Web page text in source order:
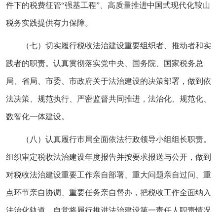
件下的税费征管“强基工程”、高质量推进中国式现代化鞍山
税务实践提供有力保障。
（七）切实履行税收法治建设重要组织者、推动者和实
践者的职责。认真贯彻落实党中央、国务院、国家税务总
局、省局、市委、市政府关于法治建设的决策部署，做到依
法决策、规范执行、严密监督共同推进，法治化、规范化、
数智化一体建设。
（八）认真履行市局全面依法行政领导小组组长职责。
组织审定税收法治建设年度报告并按要求报送与公开，做到
对税收法治建设重要工作亲自部署、重大问题亲自过问、重
点环节亲自协调、重要任务亲自督办，把税收工作全面纳入
法治化轨道。自觉将履行推进法治建设第一责任人职责情况